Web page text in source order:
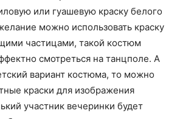
или гуашевую краску белого
можно использовать краску
частицами, такой костюм
смотреться на танцполе. А
вариант костюма, то можно
краски для изображения
участник вечеринки будет